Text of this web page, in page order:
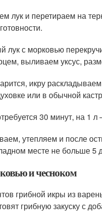
лук и перетираем на
лук с морковью
выливаем уксус,
икру
или в обычной
30 минут, на 1 л
утепляем и после
месте не больше 5
и чесноком
грибной икры из
грибную закуску с